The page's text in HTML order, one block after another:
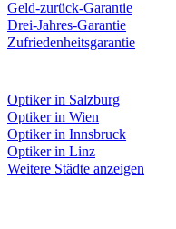
Geld-zurück-Garantie
Drei-Jahres-Garantie
Zufriedenheitsgarantie
Optiker in Salzburg
Optiker in Wien
Optiker in Innsbruck
Optiker in Linz
Weitere Städte anzeigen